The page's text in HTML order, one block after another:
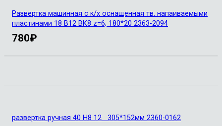
Развертка машинная с к/х оснащенная тв. напаиваемыми
пластинами 18 В12 ВК8 z=6; 180*20 2363-2094
780₽
развертка ручная 40 Н8 12 305*152мм 2360-0162